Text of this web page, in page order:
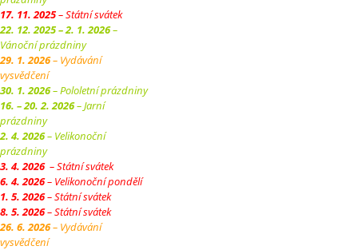
17. 11. 2025– Státní svátek
22. 12. 2025 – 2. 1. 2026–
Vánoční prázdniny
29. 1. 2026– Vydávání
vysvědčení
30. 1. 2026– Pololetní prázdniny
16. – 20. 2. 2026– Jarní
prázdniny
2. 4. 2026– Velikonoční
prázdniny
3. 4. 2026– Státní svátek
6. 4. 2026– Velikonoční pondělí
1. 5. 2026– Státní svátek
8. 5. 2026– Státní svátek
26. 6. 2026– Vydávání
vysvědčení